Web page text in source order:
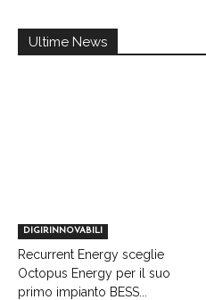
Ultime News
DIGIRINNOVABILI
Recurrent Energy sceglie
Octopus Energy per il suo
primo impianto BESS...